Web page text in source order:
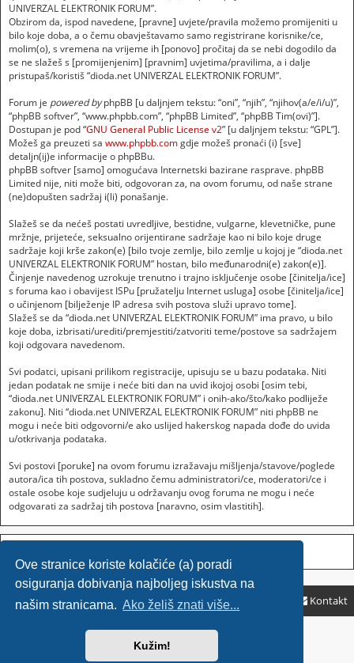
Ove stranice koriste kolačiće (a) poradi
osiguranja dobivanja najboljeg iskustva na
našim stranicama. Ako želiš znati više...
Kužim!
UNIVERZAL ELEKTRONIK FORUM”.
Obzirom da, ispod navedene, [pravne] uvjete/pravila možemo promijeniti u
bilo koje doba, a o čemu obavještavamo samo registrirane korisnike/ce,
molim(o), s vremena na vrijeme ih [ponovo] pročitaj da se nebi dogodilo da
se ne slažeš s [promijenjenim] [pravnim] uvjetima/pravilima, a i dalje
pristupaš/koristiš “dioda.net UNIVERZAL ELEKTRONIK FORUM”.
Forum je powered byphpBB [u daljnjem tekstu: “oni”, “njih”, “njihov(a/e/i/u)”,
“phpBB softver”, “www.phpbb.com”, “phpBB Limited”, “phpBB Tim(ovi)”].
Dostupan je pod “GNU General Public License v2” [u daljnjem tekstu: “GPL”].
Možeš ga preuzeti sa www.phpbb.comgdje možeš pronaći (i) [sve]
detaljn(ij)e informacije o phpBBu.
phpBB softver [samo] omogućava Internetski bazirane rasprave. phpBB
Limited nije, niti može biti, odgovoran za, na ovom forumu, od naše strane
(ne)dopušten sadržaj i(li) ponašanje.
Slažeš se da nećeš postati uvredljive, bestidne, vulgarne, klevetničke, pune
mržnje, prijeteće, seksualno orijentirane sadržaje kao ni bilo koje druge
sadržaje koji krše zakon(e) [bilo tvoje zemlje, bilo zemlje u kojoj je “dioda.net
UNIVERZAL ELEKTRONIK FORUM” hostan, bilo međunarodni(e) zakon(e)].
Činjenje navedenog uzrokuje trenutno i trajno isključenje osobe [činitelja/ice]
s foruma kao i obavijest ISPu [pružatelju Internet usluga] osobe [činitelja/ice]
o učinjenom [bilježenje IP adresa svih postova služi upravo tome].
Slažeš se da “dioda.net UNIVERZAL ELEKTRONIK FORUM” ima pravo, u bilo
koje doba, izbrisati/urediti/premjestiti/zatvoriti teme/postove sa sadržajem
koji odgovara navedenom.
Svi podatci, upisani prilikom registracije, upisuju se u bazu podataka. Niti
jedan podatak ne smije i neće biti dan na uvid ikojoj osobi [osim tebi,
“dioda.net UNIVERZAL ELEKTRONIK FORUM” i onih-ako/što/kako podliježe
zakonu]. Niti “dioda.net UNIVERZAL ELEKTRONIK FORUM” niti phpBB ne
mogu i neće biti odgovorni/e ako uslijed hakerskog napada dođe do uvida
u/otkrivanja podataka.
Svi postovi [poruke] na ovom forumu izražavaju mišljenja/stavove/poglede
autora/ica tih postova, sukladno čemu administratori/ce, moderatori/ce i
ostale osobe koje sudjeluju u održavanju ovog foruma ne mogu i neće
odgovarati za sadržaj tih postova [naravno, osim vlastitih].
Početna Početna Kontakt
Sponsored bySajaMobile
phpBB® Forum Software © phpBB Limited
HR (CRO) byAnčica Sečan